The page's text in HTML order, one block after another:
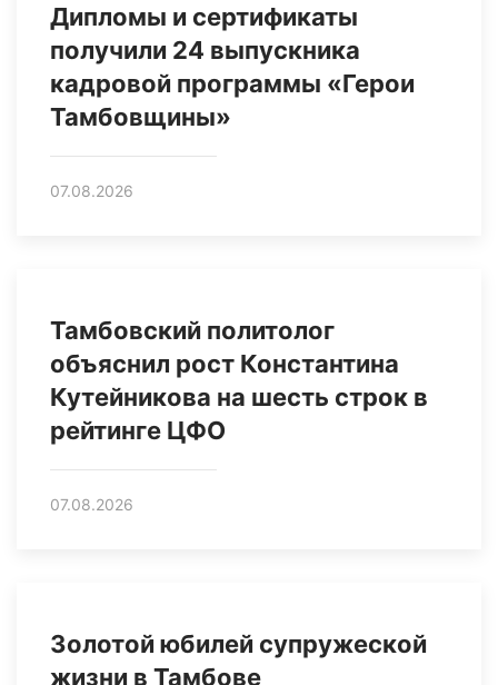
Дипломы и сертификаты
получили 24 выпускника
кадровой программы «Герои
Тамбовщины»
07.08.2026
Тамбовский политолог
объяснил рост Константина
Кутейникова на шесть строк в
рейтинге ЦФО
07.08.2026
Золотой юбилей супружеской
жизни в Тамбове